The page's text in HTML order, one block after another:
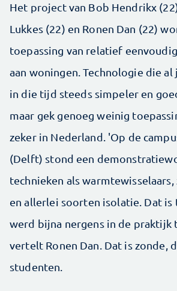
Het project van Bob Hendrikx
Lukkes (22) en Ronen Dan (22)
toepassing van relatief
aan woningen. Technologie die al
in die tijd steeds simpeler en
maar gek genoeg weinig
zeker in Nederland. 'Op de
(Delft) stond een
technieken als
en allerlei soorten isolatie. Dat is
werd bijna nergens in de praktijk
vertelt Ronen Dan. Dat is zonde,
studenten.